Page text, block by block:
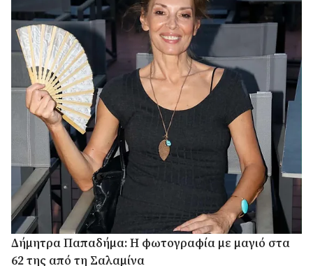
Δήμητρα Παπαδήμα: Η φωτογραφία με μαγιό στα
62 της από τη Σαλαμίνα